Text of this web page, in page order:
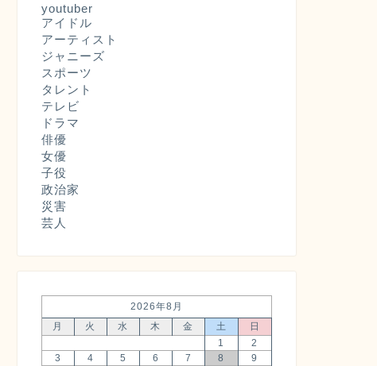
youtuber
アイドル
アーティスト
ジャニーズ
スポーツ
タレント
テレビ
ドラマ
俳優
女優
子役
政治家
災害
芸人
2026年8月
月
火 水 木 金 土
日
1
2
3
4 5 6 7 8
9